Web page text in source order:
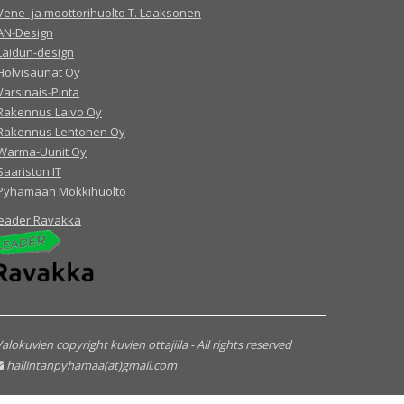
ja moottorihuolto T. Laaksonen
Design
design
Oy
Pinta
Laivo Oy
Lehtonen Oy
Uunit Oy
IT
Mökkihuolto
Ravakka
copyright kuvien ottajilla - All rights reserved
hallintanpyhamaa(at)gmail.com